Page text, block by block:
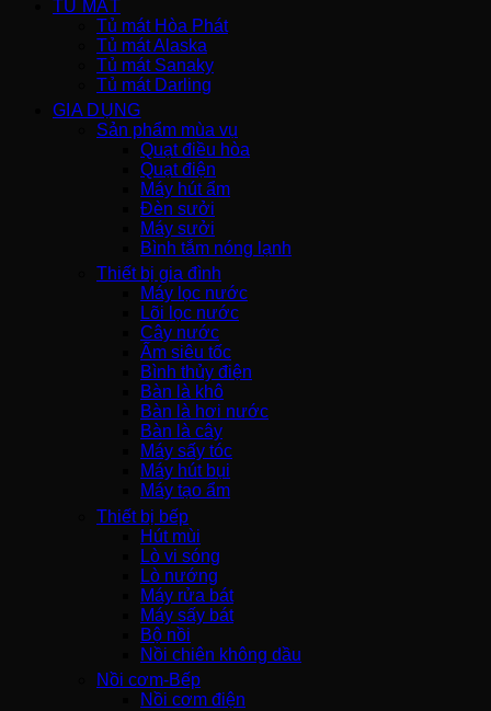
TỦ MÁT
Tủ mát Hòa Phát
Tủ mát Alaska
Tủ mát Sanaky
Tủ mát Darling
GIA DỤNG
Sản phẩm mùa vụ
Quạt điều hòa
Quạt điện
Máy hút ẩm
Đèn sưởi
Máy sưởi
Bình tắm nóng lạnh
Thiết bị gia đình
Máy lọc nước
Lõi lọc nước
Cây nước
Ấm siêu tốc
Bình thủy điện
Bàn là khô
Bàn là hơi nước
Bàn là cây
Máy sấy tóc
Máy hút bụi
Máy tạo ẩm
Thiết bị bếp
Hút mùi
Lò vi sóng
Lò nướng
Máy rửa bát
Máy sấy bát
Bộ nồi
Nồi chiên không dầu
Nồi cơm-Bếp
Nồi cơm điện